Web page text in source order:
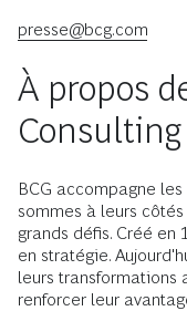
presse@bcg.com
À propos
BCG accompagne
sommes à leurs
grands défis. Créé en
en stratégie.
leurs transformations
renforcer leur